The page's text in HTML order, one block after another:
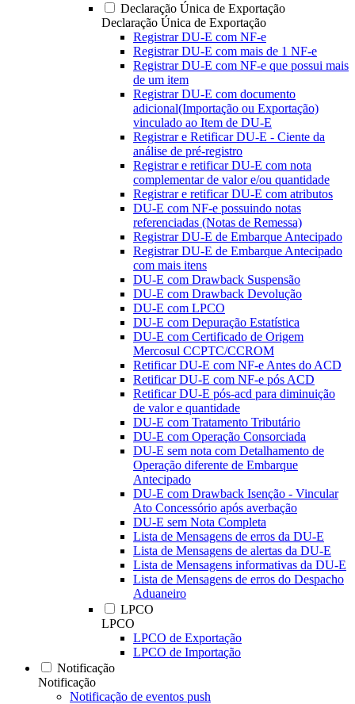
Declaração Única de Exportação
Declaração Única de Exportação
Registrar DU-E com NF-e
Registrar DU-E com mais de 1 NF-e
Registrar DU-E com NF-e que possui mais
de um item
Registrar DU-E com documento
adicional(Importação ou Exportação)
vinculado ao Item de DU-E
Registrar e Retificar DU-E - Ciente da
análise de pré-registro
Registrar e retificar DU-E com nota
complementar de valor e/ou quantidade
Registrar e retificar DU-E com atributos
DU-E com NF-e possuindo notas
referenciadas (Notas de Remessa)
Registrar DU-E de Embarque Antecipado
Registrar DU-E de Embarque Antecipado
com mais itens
DU-E com Drawback Suspensão
DU-E com Drawback Devolução
DU-E com LPCO
DU-E com Depuração Estatística
DU-E com Certificado de Origem
Mercosul CCPTC/CCROM
Retificar DU-E com NF-e Antes do ACD
Retificar DU-E com NF-e pós ACD
Retificar DU-E pós-acd para diminuição
de valor e quantidade
DU-E com Tratamento Tributário
DU-E com Operação Consorciada
DU-E sem nota com Detalhamento de
Operação diferente de Embarque
Antecipado
DU-E com Drawback Isenção - Vincular
Ato Concessório após averbação
DU-E sem Nota Completa
Lista de Mensagens de erros da DU-E
Lista de Mensagens de alertas da DU-E
Lista de Mensagens informativas da DU-E
Lista de Mensagens de erros do Despacho
Aduaneiro
LPCO
LPCO
LPCO de Exportação
LPCO de Importação
Notificação
Notificação
Notificação de eventos push